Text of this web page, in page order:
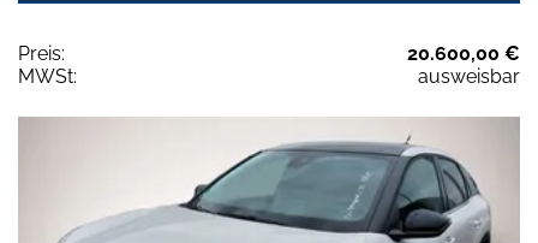
Preis:
20.600,00 €
MWSt:
ausweisbar